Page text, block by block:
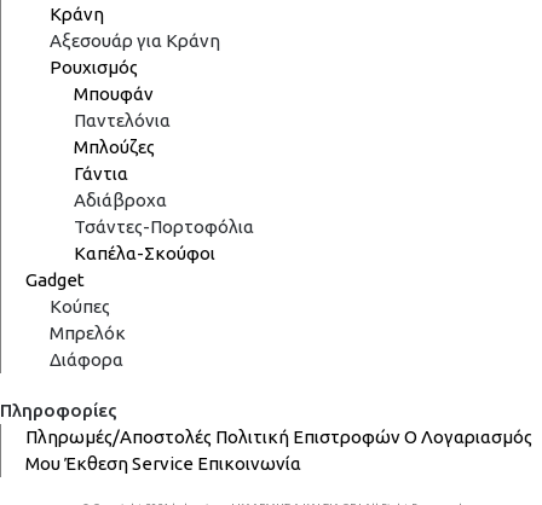
Κράνη
Αξεσουάρ για Κράνη
Ρουχισμός
Μπουφάν
Παντελόνια
Μπλούζες
Γάντια
Αδιάβροχα
Τσάντες-Πορτοφόλια
Καπέλα-Σκούφοι
Gadget
Κούπες
Μπρελόκ
Διάφορα
Πληροφορίες
Πληρωμές/Αποστολές Πολιτική ΕπιστροφώνΟ Λογαριασμός
ΜουΈκθεσηService Επικοινωνία